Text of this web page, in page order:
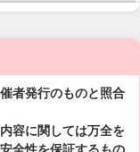
者発行のものと照合
容に関しては万全を